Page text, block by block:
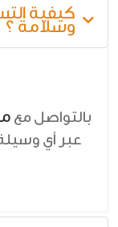
كيفية
وسلامة ؟
بالتواصل مع
عبر أي